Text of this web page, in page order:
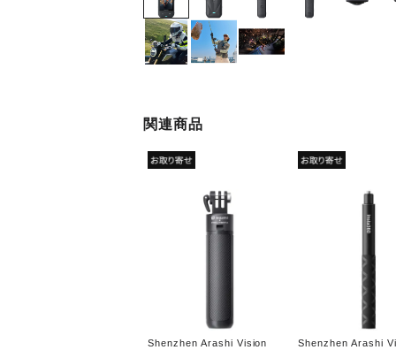
関連商品
Shenzhen Arashi Vision Shenzhen Arashi